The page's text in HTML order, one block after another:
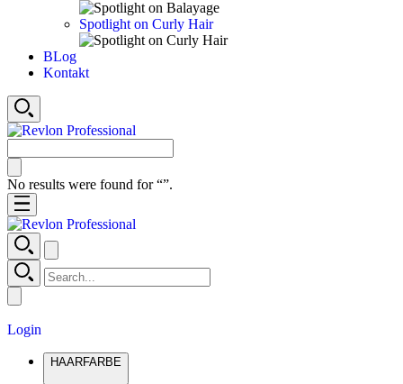
Spotlight on Curly Hair
BLog
Kontakt
No results were found for “”.
Login
HAARFARBE